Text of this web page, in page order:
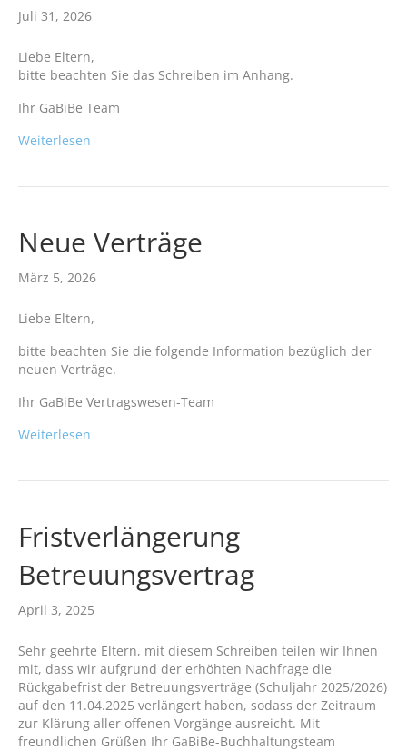
Juli 31, 2026
Liebe Eltern,
bitte beachten Sie das Schreiben im Anhang.
Ihr GaBiBe Team
Weiterlesen
Neue Verträge
März 5, 2026
Liebe Eltern,
bitte beachten Sie die folgende Information bezüglich der
neuen Verträge.
Ihr GaBiBe Vertragswesen-Team
Weiterlesen
Fristverlängerung
Betreuungsvertrag
April 3, 2025
Sehr geehrte Eltern, mit diesem Schreiben teilen wir Ihnen
mit, dass wir aufgrund der erhöhten Nachfrage die
Rückgabefrist der Betreuungsverträge (Schuljahr 2025/2026)
auf den 11.04.2025 verlängert haben, sodass der Zeitraum
zur Klärung aller offenen Vorgänge ausreicht. Mit
freundlichen Grüßen Ihr GaBiBe-Buchhaltungsteam